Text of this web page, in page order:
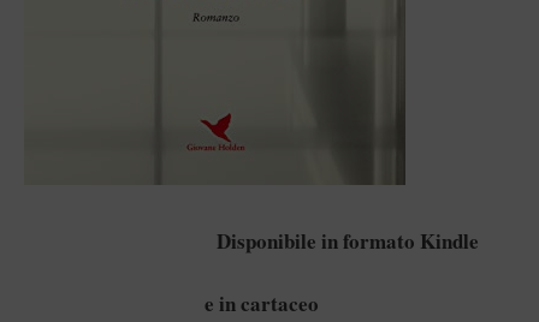
Disponibile in formato Kindle
e in cartaceo